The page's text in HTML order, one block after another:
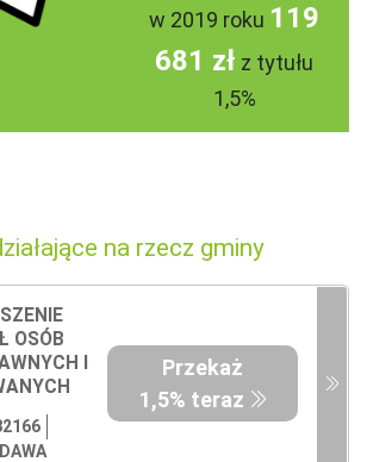
w 2019 roku 119
681 zł z tytułu
1,5%
na rzecz gminy
OSÓB
I
Przekaż
1,5% teraz